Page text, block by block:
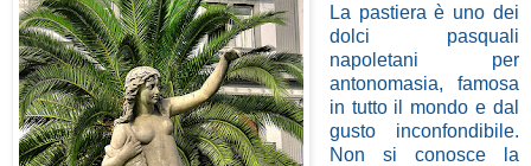
La pastiera è uno dei
dolci pasquali
napoletani per
antonomasia, famosa
in tutto il mondo e dal
gusto inconfondibile.
Non si conosce la